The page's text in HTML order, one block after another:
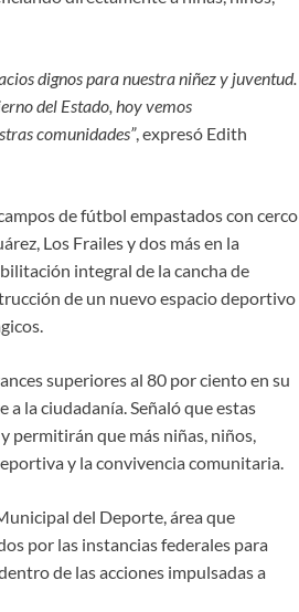
dignos para nuestra niñez y juventud.
del Estado, hoy vemos
comunidades”, expresó Edith
de fútbol empastados con cerco
Los Frailes y dos más en la
integral de la cancha de
de un nuevo espacio deportivo
superiores al 80 por ciento en su
la ciudadanía. Señaló que estas
permitirán que más niñas, niños,
y la convivencia comunitaria.
del Deporte, área que
por las instancias federales para
de las acciones impulsadas a